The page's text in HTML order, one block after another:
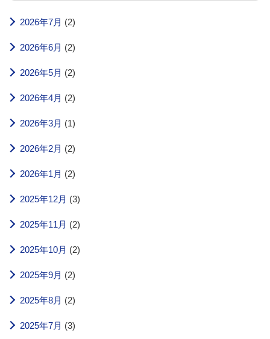
2026年7月 (2)
2026年6月 (2)
2026年5月 (2)
2026年4月 (2)
2026年3月 (1)
2026年2月 (2)
2026年1月 (2)
2025年12月 (3)
2025年11月 (2)
2025年10月 (2)
2025年9月 (2)
2025年8月 (2)
2025年7月 (3)